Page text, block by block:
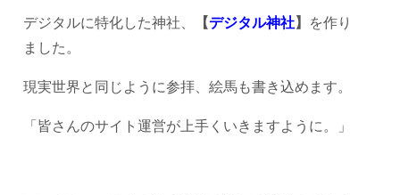
デジタルに特化した神社、 【デジタル神社】
を作り
ました。
現実世界と同じように参拝、絵馬も書き込めます。
「皆さんのサイト運営が上手くいきますように。」